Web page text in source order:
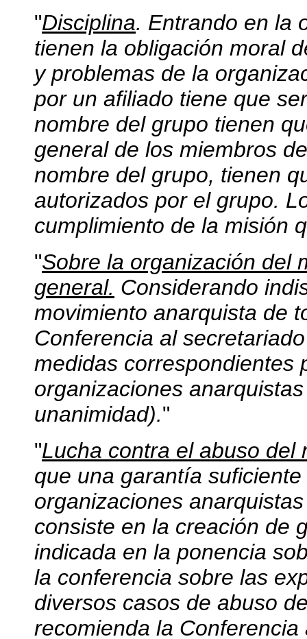
"Disciplina. Entrando en la
tienen la obligación moral
y problemas de la
por un afiliado tiene que
nombre del grupo tienen
general de los miembros
nombre del grupo, tienen
autorizados por el grupo.
cumplimiento de la misión
"Sobre la organización del
general. Considerando
movimiento anarquista de
Conferencia al
medidas correspondientes
organizaciones
unanimidad)."
"Lucha contra el abuso del
que una garantía
organizaciones
consiste en la creación de
indicada en la ponencia
la conferencia sobre las
diversos casos de abuso
recomienda la